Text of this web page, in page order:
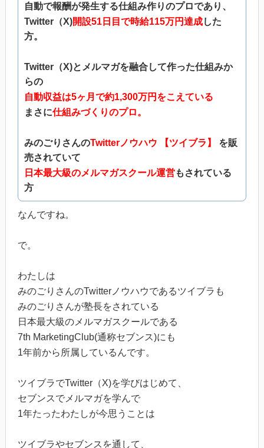
自動で報酬が発生する仕組み作りのプロであり、
Twitter（X)開設51日目で時給115万円達成した
方。
Twitter（X)とメルマガを融合して作った仕組みか
らの
自動収益は5ヶ月で約1,300万円をこえている
まさに仕組みづくりのプロ。
みのごりさんのTwitterノウハウ 【ツイブラ】
を販
売されていて
日本最大級のメルマガスクール運営もされている
方
なんですね。
で。
わたしは
みのごりさんのTwitterノウハウであるツイブラも
みのごりさんが塾長をされている
日本最大級のメルマガスクールである
7th MarketingClub(通称セブンス)にも
1年前から所属しているんです。
ツイブラでTwitter（X)を学びはじめて、
セブンスでメルマガを学んで
1年たったわたしが今思うことは
ツイブラやセブンスを通して、